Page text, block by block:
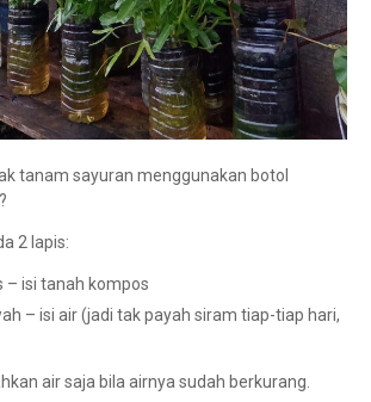
tanam sayuran menggunakan botol
2 lapis:
– isi tanah kompos
– isi air (jadi tak payah siram tiap-tiap hari,
air saja bila airnya sudah berkurang.